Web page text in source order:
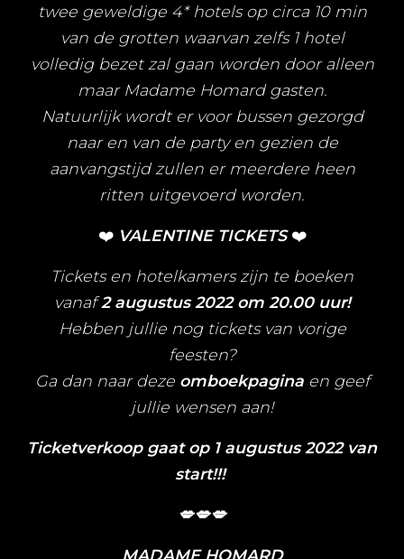
twee geweldige 4* hotels op circa 10 min
van de grotten waarvan zelfs 1 hotel
volledig bezet zal gaan worden door alleen
maar Madame Homard gasten.
Natuurlijk wordt er voor bussen gezorgd
naar en van de party en gezien de
aanvangstijd zullen er meerdere heen
ritten uitgevoerd worden.
❤️VALENTINE TICKETS❤️
Tickets en hotelkamers zijn te boeken
vanaf2 augustus 2022 om 20.00 uur!
Hebben jullie nog tickets van vorige
feesten?
Ga dan naar deze omboekpaginaen geef
jullie wensen aan!
Ticketverkoop gaat op 1 augustus 2022 van
start!!!
💋💋💋
MADAME HOMARD